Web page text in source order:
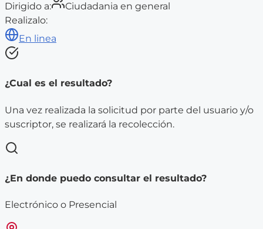
Dirigido a:
Ciudadania en general
Realizalo:
En linea
¿Cual es el resultado?
Una vez realizada la solicitud por parte del usuario y/o
suscriptor, se realizará la recolección.
¿En donde puedo consultar el resultado?
Electrónico o Presencial